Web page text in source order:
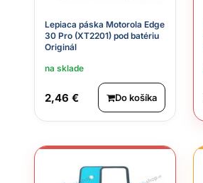
Lepiaca páska Motorola Edge
30 Pro (XT2201) pod batériu
Originál
na sklade
2,46 € Do košíka